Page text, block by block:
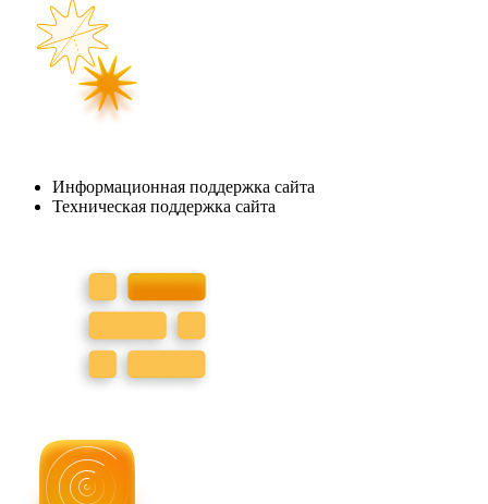
Информационная поддержка сайта
Техническая поддержка сайта